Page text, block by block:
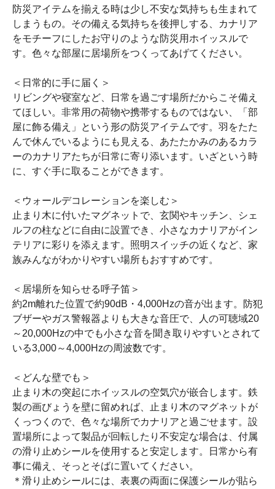
防災アイテムを揃える時は少し不安な気持ちも生まれて
しまうもの。その備える気持ちを後押しする、カナリア
をモチーフにしたお守りのような防災用ホイッスルで
す。色々な部屋に居場所をつくってあげてください。
＜日常的に手に届く＞
リビングや寝室など、日常を過ごす場所だからこそ備え
てほしい。非常用の荷物や携帯するものではない、「部
屋に飾る備え」という形の防災アイテムです。羽をたた
んで休んでいるようにも見える、あたたかみのあるカラ
ーのカナリアたちが日常に寄り添います。いざという時
に、すぐ手に取ることができます。
＜ウォールデコレーションを楽しむ＞
止まり木に付いたマグネットで、玄関やキッチン、シェ
ルフの柱などに自由に設置でき、小さなカナリアがイン
テリアに彩りを添えます。照明スイッチの近くなど、家
族みんながわかりやすい場所もおすすめです。
＜居場所を知らせる呼子笛＞
約2m離れた位置で約90dB・4,000Hzの音が出ます。防犯
ブザーやガス警報器よりも大きな音圧で、人の可聴域20
～20,000Hzの中でも小さな音を聞き取りやすいとされて
いる3,000～4,000Hzの周波数です。
＜どんな壁でも＞
止まり木の突起にホイッスルの空気穴が嵌合します。鉄
製の画びょうを壁に留めれば、止まり木のマグネットが
くっつくので、色々な場所でカナリアと過ごせます。設
置場所によって製品が回転したり不安定な場合は、付属
の滑り止めシールを使用すると安定します。日常から有
事に備え、そっとそばに置いてください。
＊滑り止めシールには、表裏の両面に保護シールが貼ら